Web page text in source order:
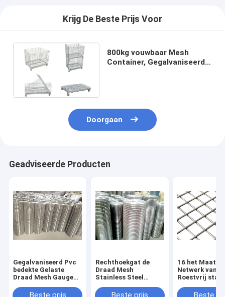
Krijg De Beste Prijs Voor
800kg vouwbaar Mesh
Container, Gegalvaniseerde
Doorgaan
Geadviseerde Producten
Gegalvaniseerd Pvc
bedekte Gelaste
Draad Mesh Gauge
2 met een laag
Rechthoekgat de
Draad Mesh
Stainless Steel
1x2 1 X 1 Gelaste
16 het Maat
Netwerk van
Roestvrij